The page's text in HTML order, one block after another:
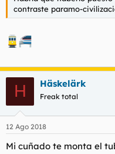
contraste paramo-
H Häskelärk
Freak total
12 Ago 2018
Mi cuñado te monta el